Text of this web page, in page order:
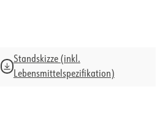
Standskizze (inkl.
Lebensmittelspezifikation)